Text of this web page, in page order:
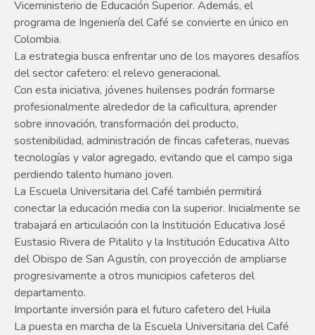
Viceministerio de Educación Superior. Además, el
programa de Ingeniería del Café se convierte en único en
Colombia.
La estrategia busca enfrentar uno de los mayores desafíos
del sector cafetero: el relevo generacional.
Con esta iniciativa, jóvenes huilenses podrán formarse
profesionalmente alrededor de la caficultura, aprender
sobre innovación, transformación del producto,
sostenibilidad, administración de fincas cafeteras, nuevas
tecnologías y valor agregado, evitando que el campo siga
perdiendo talento humano joven.
La Escuela Universitaria del Café también permitirá
conectar la educación media con la superior. Inicialmente se
trabajará en articulación con la Institución Educativa José
Eustasio Rivera de Pitalito y la Institución Educativa Alto
del Obispo de San Agustín, con proyección de ampliarse
progresivamente a otros municipios cafeteros del
departamento.
Importante inversión para el futuro cafetero del Huila
La puesta en marcha de la Escuela Universitaria del Café